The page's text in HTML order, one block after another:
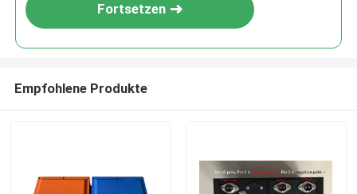
Fortsetzen
Empfohlene Produkte